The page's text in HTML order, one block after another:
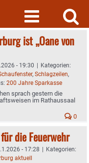
ist „Oane von
- 19:30 | Kategorien:
, Schlagzeilen,
200 Jahre Sparkasse
sprach gestern die
im Rathaussaal
0
die Feuerwehr
- 17:28 | Kategorien:
aktuell